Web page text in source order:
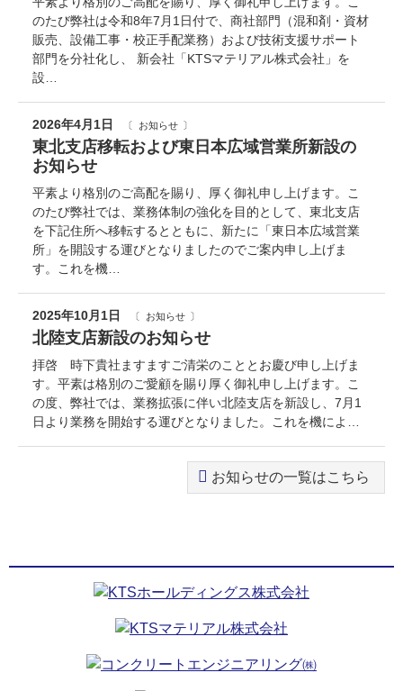
のたび弊社は令和8年7月1日付で、商社部門（混和剤・資材
販売、設備工事・校正手配業務）および技術支援サポート
部門を分社化し、 新会社「KTSマテリアル株式会社」を
設…
2026年4月1日 お知らせ
東北支店移転および東日本広域営業所新設の
お知らせ
平素より格別のご高配を賜り、厚く御礼申し上げます。こ
のたび弊社では、業務体制の強化を目的として、東北支店
を下記住所へ移転するとともに、新たに「東日本広域営業
所」を開設する運びとなりましたのでご案内申し上げま
す。これを機…
2025年10月1日 お知らせ
北陸支店新設のお知らせ
拝啓 時下貴社ますますご清栄のこととお慶び申し上げま
す。平素は格別のご愛顧を賜り厚く御礼申し上げます。こ
の度、弊社では、業務拡張に伴い北陸支店を新設し、7月1
日より業務を開始する運びとなりました。これを機によ…
お知らせの一覧はこちら